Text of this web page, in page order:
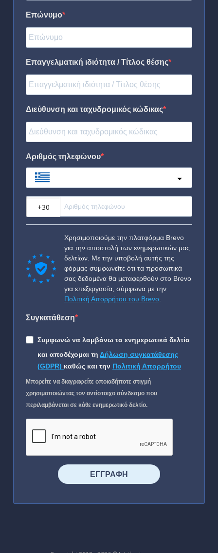
Επώνυμο
Επαγγελματική ιδιότητα / Τίτλος θέσης
Διεύθυνση και ταχυδρομικός κώδικας
Αριθμός τηλεφώνου
Χρησιμοποιούμε την πλατφόρμα Brevo
για την αποστολή των ενημερωτικών μας
δελτίων. Με την υποβολή αυτής της
φόρμας συμφωνείτε ότι τα προσωπικά
σας δεδομένα θα μεταφερθούν στο Brevo
για επεξεργασία, σύμφωνα με την
Πολιτική Απορρήτου του Brevo.
Συγκατάθεση
Συμφωνώ να λαμβάνω τα ενημερωτικά δελτία
και αποδέχομαι τη Δήλωση συγκατάθεσης
(GDPR) καθώς και την Πολιτική Απορρήτου
Μπορείτε να διαγραφείτε οποιαδήποτε στιγμή
χρησιμοποιώντας τον αντίστοιχο σύνδεσμο που
περιλαμβάνεται σε κάθε ενημερωτικό δελτίο.
⠀⠀⠀⠀ΕΓΓΡΑΦΗ⠀⠀⠀⠀